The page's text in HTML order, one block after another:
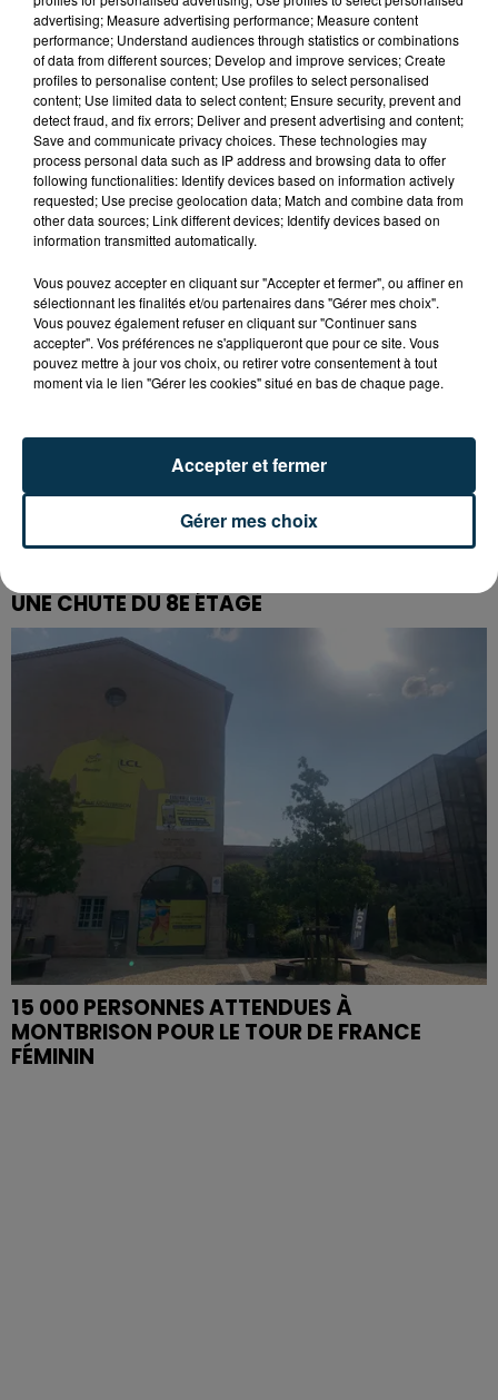
FOREZTIVAL : DROGUÉ ET TENANT DES
PROPOS DÉPLACÉS, UN FESTIVALIER A...
UNE CHUTE DU 8E ÉTAGE
15 000 PERSONNES ATTENDUES À
MONTBRISON POUR LE TOUR DE FRANCE
FÉMININ
advertising; Measure advertising performance; Measure content
performance; Understand audiences through statistics or combinations
of data from different sources; Develop and improve services; Create
profiles to personalise content; Use profiles to select personalised
content; Use limited data to select content; Ensure security, prevent and
detect fraud, and fix errors; Deliver and present advertising and content;
Save and communicate privacy choices. These technologies may
process personal data such as IP address and browsing data to offer
following functionalities: Identify devices based on information actively
requested; Use precise geolocation data; Match and combine data from
other data sources; Link different devices; Identify devices based on
information transmitted automatically.
Vous pouvez accepter en cliquant sur "Accepter et fermer", ou affiner en
sélectionnant les finalités et/ou partenaires dans "Gérer mes choix".
Vous pouvez également refuser en cliquant sur "Continuer sans
accepter". Vos préférences ne s'appliqueront que pour ce site. Vous
pouvez mettre à jour vos choix, ou retirer votre consentement à tout
moment via le lien "Gérer les cookies" situé en bas de chaque page.
Gérer mes choix
Accepter et fermer